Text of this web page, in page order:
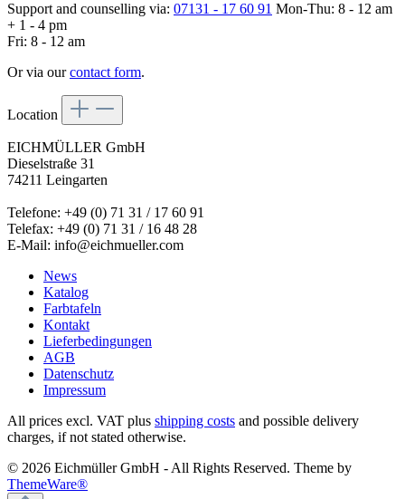
Support and counselling via: 07131 - 17 60 91 Mon-Thu: 8 - 12 am
+ 1 - 4 pm
Fri: 8 - 12 am
Or via ourcontact form.
Location
EICHMÜLLER GmbH
Dieselstraße 31
74211 Leingarten
Telefone: +49 (0) 71 31 / 17 60 91
Telefax: +49 (0) 71 31 / 16 48 28
E-Mail: info@eichmueller.com
News
Katalog
Farbtafeln
Kontakt
Lieferbedingungen
AGB
Datenschutz
Impressum
All prices excl. VAT plus shipping costs and possible delivery
charges, if not stated otherwise.
© 2026 Eichmüller GmbH - All Rights Reserved. Theme by
ThemeWare®